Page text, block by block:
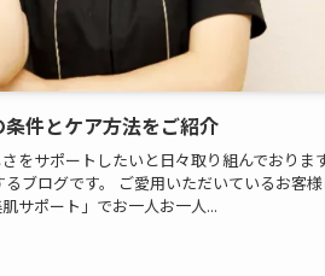
件とケア方法をご紹介
をサポートしたいと日々取り組んでおりま
ブログです。 ご愛用いただいているお客
サポート」でお一人お一人...